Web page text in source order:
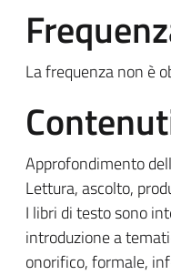
La frequenza non è
Approfondimento
Lettura, ascolto,
I libri di testo sono
introduzione a
onorifico, formale,